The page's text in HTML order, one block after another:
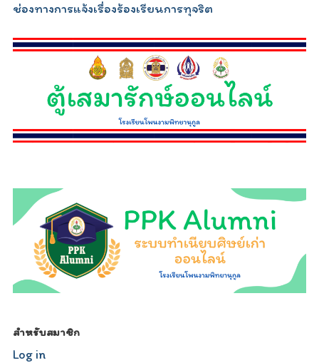
ช่องทางการแจ้งเรื่องร้องเรียนการทุจริต
สำหรับสมาชิก
Log in